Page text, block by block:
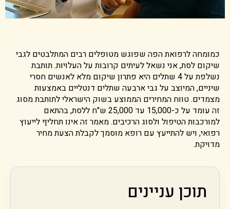
כמומחה לרפואת הפה שפוגש מטופלים רבים המתלבטים לגבי
שיקום לסת, אני נשאל לעיתים קרובות על העלויות. תותבת
נשלפת על 4 שתלים היא פתרון שיקום מלא לאנשים חסרי
שיניים, המיוצב על גבי ארבעה שתלים דנטליים באמצעות
מצמדים. טווח המחירים הממוצע בשוק הישראלי לתותבת מסוג
זה עומד על כ-15,000 עד 25,000 ש"ח ללסת, בהתאם
למורכבות הטיפול ולסוג הרכיבים. מאמר זה אינו תחליף לייעוץ
רפואי, ויש להתייעץ עם רופא מוסמך לקבלת הצעת מחיר
מדויקת.
תוכן עניינים